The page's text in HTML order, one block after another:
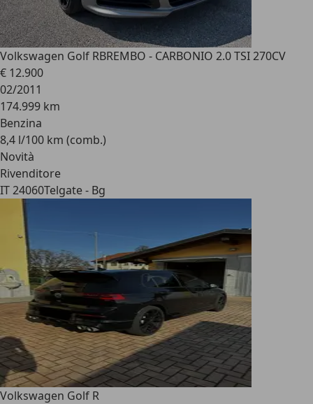
Volkswagen Golf RBREMBO - CARBONIO 2.0 TSI 270CV
€ 12.900
02/2011
174.999 km
Benzina
8,4 l/100 km (comb.)
Novità
Rivenditore
IT 24060Telgate - Bg
Volkswagen Golf R